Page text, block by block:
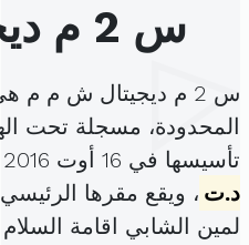
س 2 م ديجيتال ش م م
س 2 م ديجيتال ش م
المحدودة، مسجلة تحت
تأسيسها في 16 أوت 2016 برأس مال قدره
د.ت